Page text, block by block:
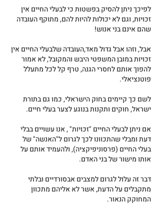
לפיכך ניתן להסיק בפשטות כי לבעלי החיים אין
זכויות, וגם לא יכולות להיות להם, מתוקף העובדה
שהם אינם בני אנוש!
אבל, וזהו אבל גדול מאד,העובדה שלבעלי החיים אין
זכויות במובן המשפטי היבש והמקובל, לא אמור
להפוך אותם לחסרי הגנה, טרף קל לכל מתעלל
פוטנציאלי.
לשם כך קיימים בחוק הישראלי, כמו גם בתורת
ישראל, חוקים ותקנות בנוגע לצער בעלי חיים.
אם ניתן לבעלי החיים "זכויות" , אנו עשויים בבלי
דעת ומבלי שהתכוונו לכך לגרום ל"האנשה" של
בעלי החיים (פרסוניפיקציה), ולהעמיד אותם על
אותו מישור של בני האדם.
דבר זה עלול לגרום למצבים אבסורדיים ובלתי
מתקבלים על הדעת, אשר לא אליהם מתכוון
המחוקק הנאור.